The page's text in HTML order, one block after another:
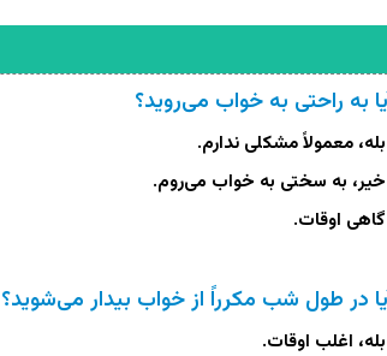
بله، معمولاً مشکلی ندارم.
خیر، به سختی به خواب می‌روم.
گاهی اوقات.
بله، اغلب اوقات.